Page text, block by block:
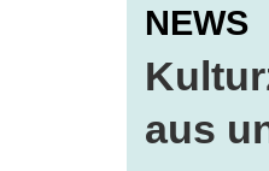
NEWS
aus